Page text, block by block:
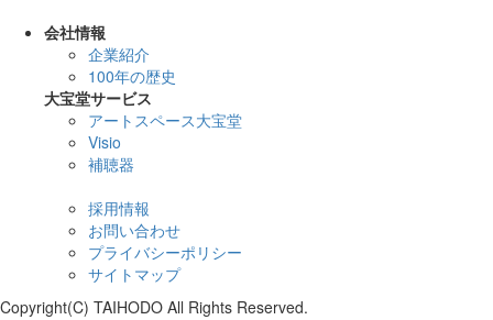
会社情報
企業紹介
100年の歴史
大宝堂サービス
アートスペース大宝堂
Visio
補聴器
採用情報
お問い合わせ
プライバシーポリシー
サイトマップ
Copyright(C) TAIHODO All Rights Reserved.